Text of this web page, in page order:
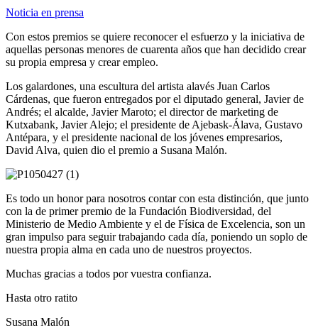
Noticia en prensa
Con estos premios se quiere reconocer el esfuerzo y la iniciativa de
aquellas personas menores de cuarenta años que han decidido crear
su propia empresa y crear empleo.
Los galardones, una escultura del artista alavés Juan Carlos
Cárdenas, que fueron entregados por el diputado general, Javier de
Andrés; el alcalde, Javier Maroto; el director de marketing de
Kutxabank, Javier Alejo; el presidente de Ajebask-Álava, Gustavo
Antépara, y el presidente nacional de los jóvenes empresarios,
David Alva, quien dio el premio a Susana Malón.
Es todo un honor para nosotros contar con esta distinción, que junto
con la de primer premio de la Fundación Biodiversidad, del
Ministerio de Medio Ambiente y el de Física de Excelencia, son un
gran impulso para seguir trabajando cada día, poniendo un soplo de
nuestra propia alma en cada uno de nuestros proyectos.
Muchas gracias a todos por vuestra confianza.
Hasta otro ratito
Susana Malón